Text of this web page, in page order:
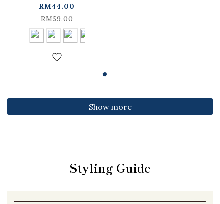
fitted top,
available in four
colors【01099501】
in stock+pre-order
RM44.00
RM59.00
Show more
Styling Guide